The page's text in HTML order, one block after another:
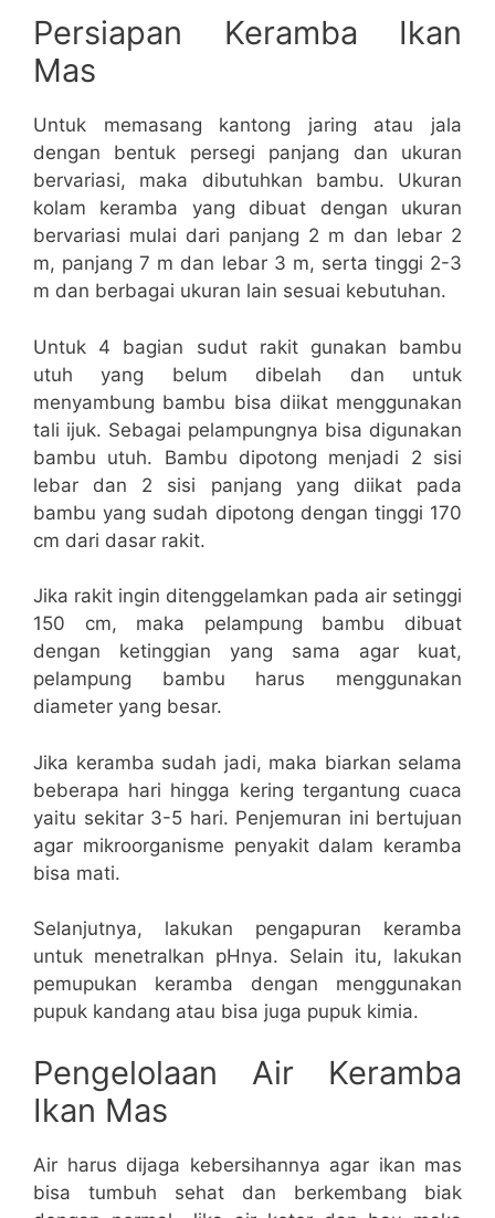
Persiapan Keramba Ikan
Mas
Untuk memasang kantong jaring atau jala
dengan bentuk persegi panjang dan ukuran
bervariasi, maka dibutuhkan bambu. Ukuran
kolam keramba yang dibuat dengan ukuran
bervariasi mulai dari panjang 2 m dan lebar 2
m, panjang 7 m dan lebar 3 m, serta tinggi 2-3
m dan berbagai ukuran lain sesuai kebutuhan.
Untuk 4 bagian sudut rakit gunakan bambu
utuh yang belum dibelah dan untuk
menyambung bambu bisa diikat menggunakan
tali ijuk. Sebagai pelampungnya bisa digunakan
bambu utuh. Bambu dipotong menjadi 2 sisi
lebar dan 2 sisi panjang yang diikat pada
bambu yang sudah dipotong dengan tinggi 170
cm dari dasar rakit.
Jika rakit ingin ditenggelamkan pada air setinggi
150 cm, maka pelampung bambu dibuat
dengan ketinggian yang sama agar kuat,
pelampung bambu harus menggunakan
diameter yang besar.
Jika keramba sudah jadi, maka biarkan selama
beberapa hari hingga kering tergantung cuaca
yaitu sekitar 3-5 hari. Penjemuran ini bertujuan
agar mikroorganisme penyakit dalam keramba
bisa mati.
Selanjutnya, lakukan pengapuran keramba
untuk menetralkan pHnya. Selain itu, lakukan
pemupukan keramba dengan menggunakan
pupuk kandang atau bisa juga pupuk kimia.
Pengelolaan Air Keramba
Ikan Mas
Air harus dijaga kebersihannya agar ikan mas
bisa tumbuh sehat dan berkembang biak